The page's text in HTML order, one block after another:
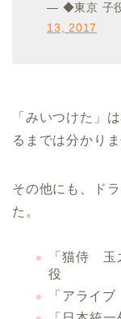
— ◆東京 子
13, 2017
「みいつけた」
るまでは分かり
その他にも、ド
た。
「猫侍 玉
役
「アライ